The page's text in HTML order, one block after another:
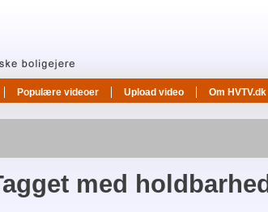
Populære videoer Upload video Om HVTV.dk
med holdbarhed